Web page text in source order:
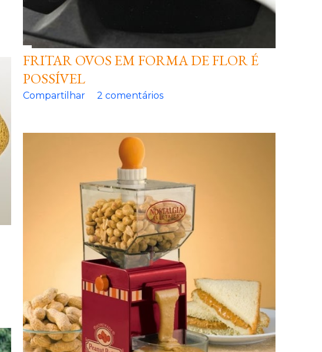
FRITAR OVOS EM FORMA DE FLOR É
POSSÍVEL
Compartilhar 2 comentários